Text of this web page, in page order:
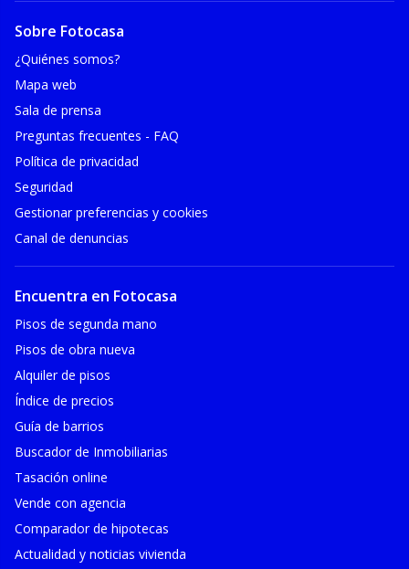
Sobre Fotocasa
¿Quiénes somos?
Mapa web
Sala de prensa
Preguntas frecuentes - FAQ
Política de privacidad
Seguridad
Gestionar preferencias y cookies
Canal de denuncias
Encuentra en Fotocasa
Pisos de segunda mano
Pisos de obra nueva
Alquiler de pisos
Índice de precios
Guía de barrios
Buscador de Inmobiliarias
Tasación online
Vende con agencia
Comparador de hipotecas
Actualidad y noticias vivienda